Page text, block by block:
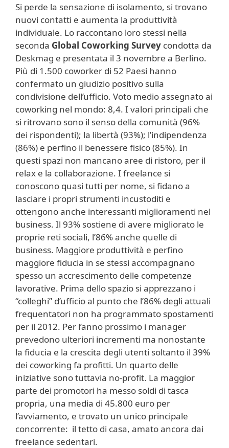
Si perde la sensazione di isolamento, si trovano
nuovi contatti e aumenta la produttività
individuale. Lo raccontano loro stessi nella
seconda Global Coworking Survey condotta da
Deskmag e presentata il 3 novembre a Berlino.
Più di 1.500 coworker di 52 Paesi hanno
confermato un giudizio positivo sulla
condivisione dell’ufficio. Voto medio assegnato ai
coworking nel mondo: 8,4. I valori principali che
si ritrovano sono il senso della comunità (96%
dei rispondenti); la libertà (93%); l’indipendenza
(86%) e perfino il benessere fisico (85%). In
questi spazi non mancano aree di ristoro, per il
relax e la collaborazione. I freelance si
conoscono quasi tutti per nome, si fidano a
lasciare i propri strumenti incustoditi e
ottengono anche interessanti miglioramenti nel
business. Il 93% sostiene di avere migliorato le
proprie reti sociali, l’86% anche quelle di
business. Maggiore produttività e perfino
maggiore fiducia in se stessi accompagnano
spesso un accrescimento delle competenze
lavorative. Prima dello spazio si apprezzano i
“colleghi” d’ufficio al punto che l’86% degli attuali
frequentatori non ha programmato spostamenti
per il 2012. Per l’anno prossimo i manager
prevedono ulteriori incrementi ma nonostante
la fiducia e la crescita degli utenti soltanto il 39%
dei coworking fa profitti. Un quarto delle
iniziative sono tuttavia no-profit. La maggior
parte dei promotori ha messo soldi di tasca
propria, una media di 45.800 euro per
l’avviamento, e trovato un unico principale
concorrente: il tetto di casa, amato ancora dai
freelance sedentari.